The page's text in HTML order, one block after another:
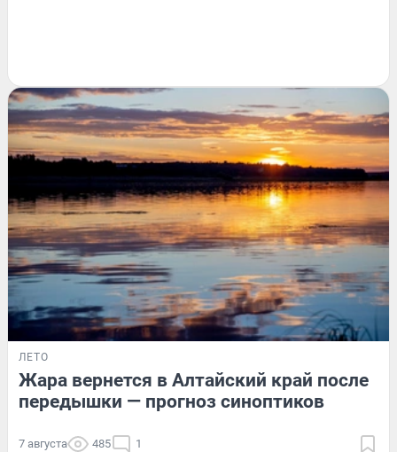
ЛЕТО
Жара вернется в Алтайский край после
передышки — прогноз синоптиков
7 августа 485 1